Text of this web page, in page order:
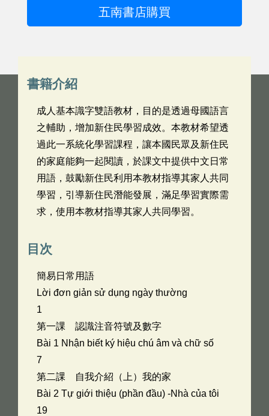
五南書店購買
書籍介紹
成人基本識字雙語教材，目的是透過母國語言
之輔助，增加新住民學習成效。本教材希望透
過此一系統化學習課程，讓本國民眾及新住民
的家庭能夠一起閱讀，於課文中提供中文日常
用語，鼓勵新住民利用本教材指導其家人共同
學習，引導新住民潛能發展，滿足學習實際需
求，使用本教材指導其家人共同學習。
目次
簡易日常用語
Lời đơn giản sử dụng ngày thường
1
第一課 認識注音符號及數字
Bài 1 Nhận biết ký hiệu chú âm và chữ số
7
第二課 自我介紹（上）我的家
Bài 2 Tự giới thiệu (phần đầu) -Nhà của tôi
19